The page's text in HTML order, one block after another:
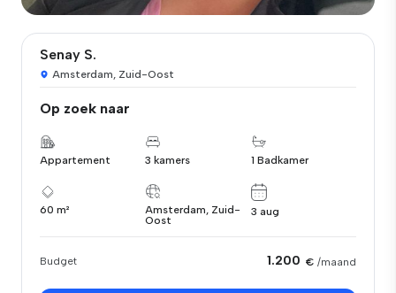
Senay S.
Amsterdam, Zuid-Oost
Op zoek naar
Appartement 3 kamers 1 Badkamer
60 m²
Amsterdam, Zuid-
Oost
3 aug
Budget 1.200 € /maand